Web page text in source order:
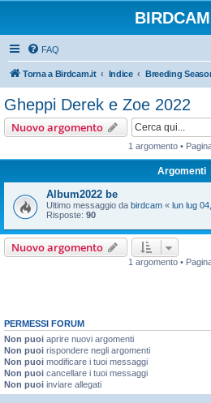
FAQ
Torna a Birdcam.it Indice Breeding
Gheppi Derek e Zoe 2022
Nuovo argomento
1 argomento •
Argomenti
Album2022 be
Ultimo messaggio da birdcam « lun lug
Risposte: 90
Nuovo argomento
1 argomento •
PERMESSI FORUM
Non puoi aprire nuovi argomenti
Non puoi rispondere negli argomenti
Non puoi modificare i tuoi messaggi
Non puoi cancellare i tuoi messaggi
Non puoi inviare allegati